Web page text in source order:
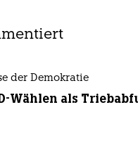
der Demokratie
Wählen als